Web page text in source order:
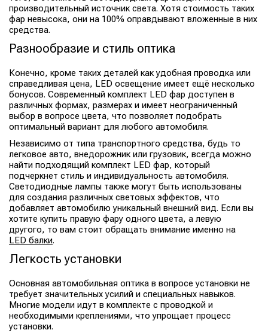
производительный источник света. Хотя стоимость таких
фар невысока, они на 100% оправдывают вложенные в них
средства.
Разнообразие и стиль оптика
Конечно, кроме таких деталей как удобная проводка или
справедливая цена, LED освещение имеет ещё несколько
бонусов. Современный комплект LED фар доступен в
различных формах, размерах и имеет неограниченный
выбор в вопросе цвета, что позволяет подобрать
оптимальный вариант для любого автомобиля.
Независимо от типа транспортного средства, будь то
легковое авто, внедорожник или грузовик, всегда можно
найти подходящий комплект LED фар, который
подчеркнет стиль и индивидуальность автомобиля.
Светодиодные лампы также могут быть использованы
для создания различных световых эффектов, что
добавляет автомобилю уникальный внешний вид. Если вы
хотите купить правую фару одного цвета, а левую
другого, то вам стоит обращать внимание именно на
LED балки.
Легкость установки
Основная автомобильная оптика в вопросе установки не
требует значительных усилий и специальных навыков.
Многие модели идут в комплекте с проводкой и
необходимыми креплениями, что упрощает процесс
установки.